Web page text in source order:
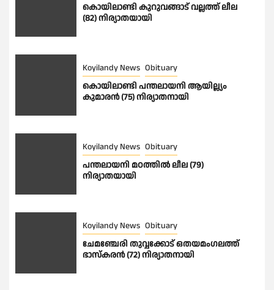
കൊയിലാണ്ടി കുറുവങ്ങാട് വല്ലത്ത് ലീല
(82) നിര്യാതയായി
Koyilandy News Obituary
കൊയിലാണ്ടി പന്തലായനി ആയില്ല്യം
കുമാരൻ (75) നിര്യാതനായി
Koyilandy News Obituary
പന്തലായനി മഠത്തിൽ ലീല (79)
നിര്യാതയായി
Koyilandy News Obituary
ചേമഞ്ചേരി തുവ്വക്കോട് ഒതയമംഗലത്ത്
ഭാസ്കരൻ (72) നിര്യാതനായി